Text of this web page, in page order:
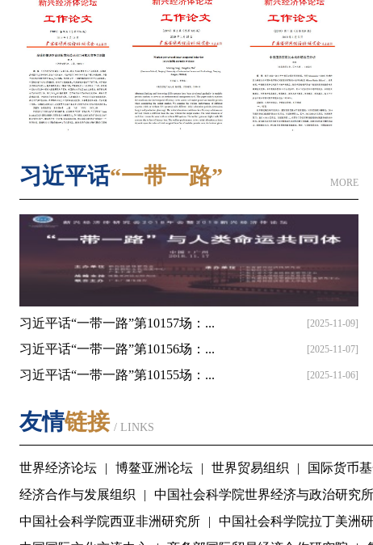
习近平话“一带一路” MORE
习近平话“一带一路”第10157场：... [2025-11-09]
习近平话“一带一路”第10156场：... [2025-11-07]
习近平话“一带一路”第10155场：... [2025-11-06]
友情链接 / LINKS
世界经济论坛 | 博鳌亚洲论坛 | 世界贸易组织 | 国际货币
经济合作与发展组织
| 中国社会科学院世界经济与政治研究所
中国社会科学院西亚非洲研究所
| 中国社会科学院拉丁美洲